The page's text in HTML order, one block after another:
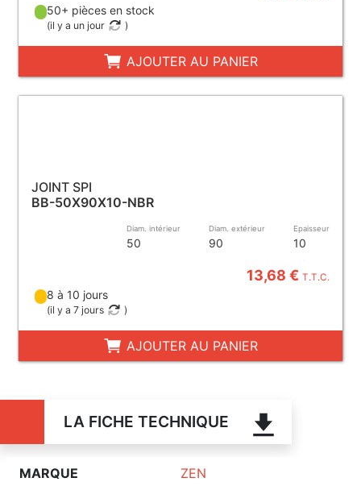
50+ pièces en stock
(il y a un jour )
AJOUTER AU PANIER
JOINT SPI
BB-50X90X10-NBR
Diam. intérieur
50
Diam. extérieur
90
Epaisseur
10
13,68 €T.T.C.
8 à 10 jours
(il y a 7 jours )
AJOUTER AU PANIER
LA FICHE TECHNIQUE
MARQUE ZEN